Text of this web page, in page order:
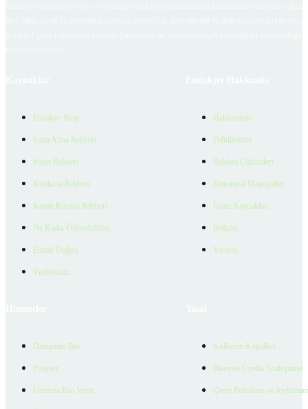
Emlakjet Blog
Satın Alma Rehberi
Satıcı Rehberi
Kiralama Rehberi
Konut Kredisi Rehberi
Ne Kadar Ödeyebilirim
Emlak Değeri
Verilerimiz
Hakkımızda
Ödüllerimiz
Reklam Çözümleri
Kurumsal Materyaller
İnsan Kaynakları
İletişim
Yardım
Danışman Bul
Projeler
Ücretsiz İlan Verin
Kullanım Koşulları
Bireysel Üyelik Sözleşmesi
Çerez Politikası ve